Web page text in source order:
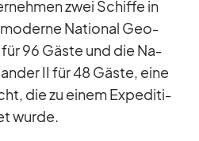
zwei Schiffe in
Na­tio­nal Geo­
96 Gäste und die Na­
II für 48 Gäste, eine
die zu ei­nem Ex­pe­di­ti­
wurde.